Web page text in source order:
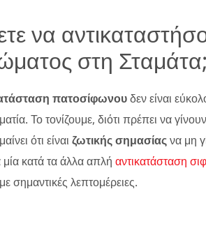
να
στη Σταμάτα;
πατοσίφωνουδεν είναι
Το τονίζουμε, διότι πρέπει να
ότι είναι ζωτικής σημασίαςνα μη
μία κατά τα άλλα απλή αντικατάσταση
σημαντικές λεπτομέρειες.